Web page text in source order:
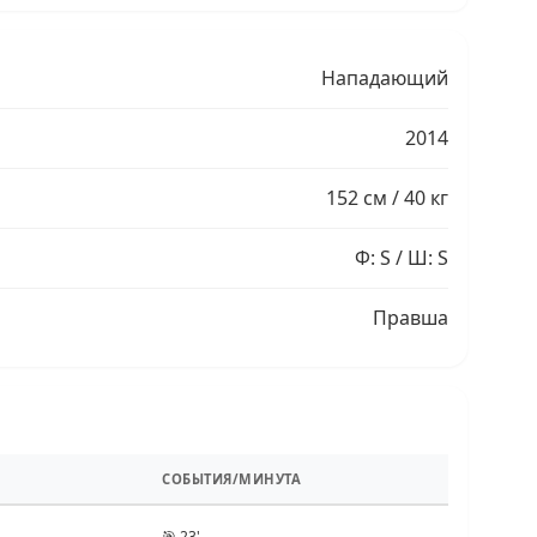
Нападающий
2014
152 см / 40 кг
Ф: S / Ш: S
Правша
СОБЫТИЯ/МИНУТА